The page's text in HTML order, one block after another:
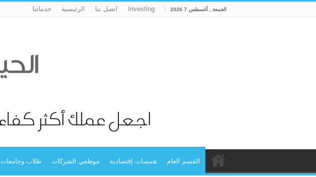
الجمعة , أغسطس 7 2026 Investing اتصل بنا الرئيسية خدماتنا
القسم العام همسات إقتصادية موظفي الشركات طلاب وجامعات